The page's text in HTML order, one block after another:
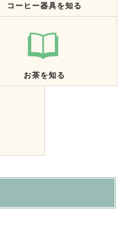
コーヒー器具を知る
お茶を知る